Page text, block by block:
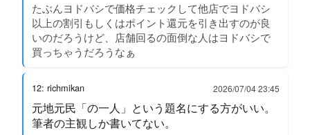
たぶんヨドバシで価格チェックして他店でヨドバシ
以上の割引もしくはポイント還元を引き出すのが良
いのだろうけど、店舗回るの面倒な人はヨドバシで
買っちゃうだろうなぁ
12: richmikan 2026/07/04 23:45
元地元民「の一人」という題名にする方がいい。
筆者の主観しか書いてない。